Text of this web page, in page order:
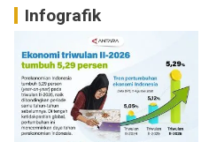
Infografik